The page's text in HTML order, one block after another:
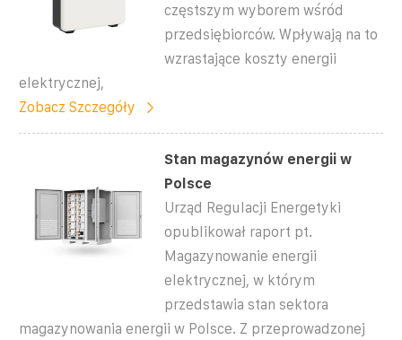
częstszym wyborem wśród
przedsiębiorców. Wpływają na to
wzrastające koszty energii
elektrycznej,
Zobacz Szczegóły
Stan magazynów energii w
Polsce
Urząd Regulacji Energetyki
opublikował raport pt.
Magazynowanie energii
elektrycznej, w którym
przedstawia stan sektora
magazynowania energii w Polsce. Z przeprowadzonej